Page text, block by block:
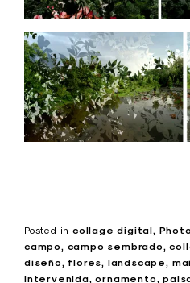
Posted in collage digital
campo campo sembrado
diseño
flores landscape
intervenida ornamento